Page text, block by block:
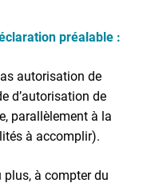
préalable :
autorisation de
d’autorisation de
parallèlement à la
à accomplir).
plus, à compter du